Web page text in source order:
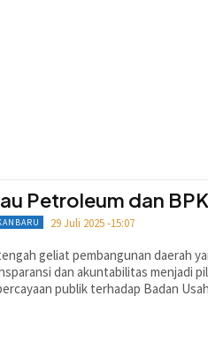
Petroleum dan
29 Juli 2025 -15:07
geliat pembangunan daerah
dan akuntabilitas menjadi
publik terhadap Badan